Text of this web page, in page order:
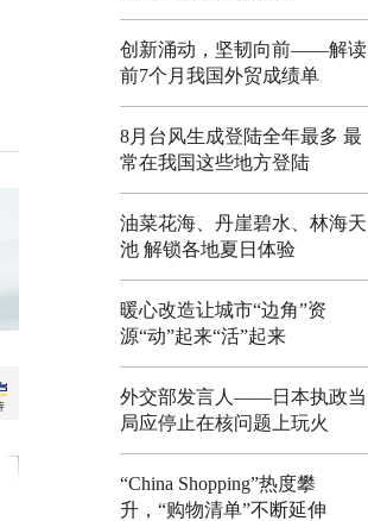
创新涌动，坚韧向前——解读
前7个月我国外贸成绩单
8月台风生成登陆全年最多 最
常在我国这些地方登陆
油菜花海、丹崖碧水、林海天
池 解锁各地夏日体验
暖心改造让城市“边角”资
源“动”起来“活”起来
外交部发言人——日本执政当
局应停止在核问题上玩火
“China Shopping”热度攀
升，“购物清单”不断延伸